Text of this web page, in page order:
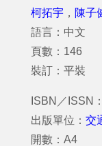
柯拓宇 ， 陳子
語言：中文
頁數：146
裝訂：平裝
ISBN／ISSN
出版單位： 交
開數：A4